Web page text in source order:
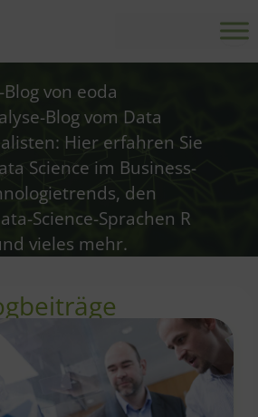
von eoda
Blog vom Data
Hier erfahren Sie
Science im Business-
den
Science-Sprachen R
vieles mehr.